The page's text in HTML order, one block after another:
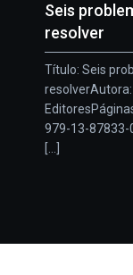
Seis
resolver
Título: Seis
979-13-87833-
[...]